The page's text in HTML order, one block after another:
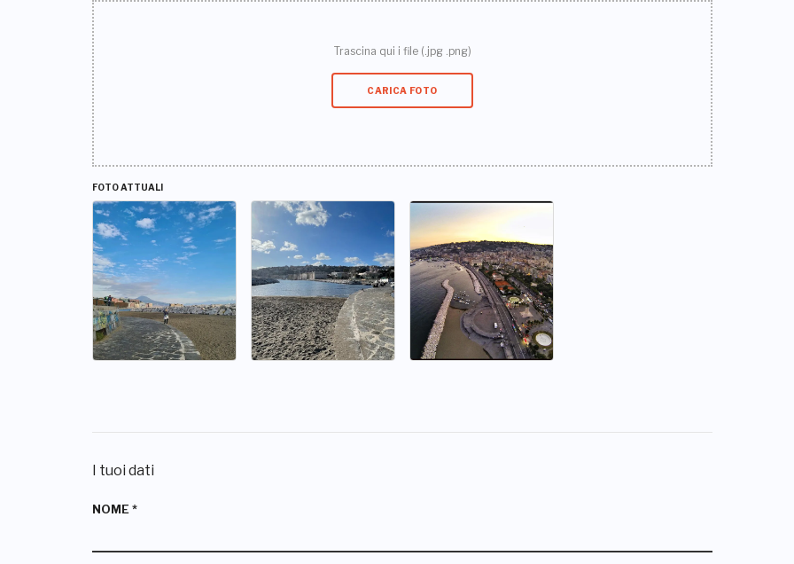
Trascina qui i file (.jpg .png)
CARICA FOTO
FOTO ATTUALI
I tuoi dati
NOME *